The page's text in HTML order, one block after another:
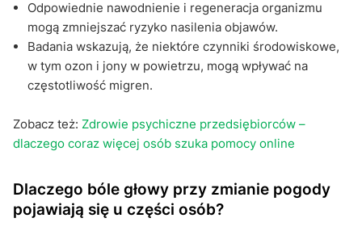
Odpowiednie nawodnienie i regeneracja organizmu
mogą zmniejszać ryzyko nasilenia objawów.
Badania wskazują, że niektóre czynniki środowiskowe,
w tym ozon i jony w powietrzu, mogą wpływać na
częstotliwość migren.
Zobacz też: Zdrowie psychiczne przedsiębiorców –
dlaczego coraz więcej osób szuka pomocy online
Dlaczego bóle głowy przy zmianie pogody
pojawiają się u części osób?